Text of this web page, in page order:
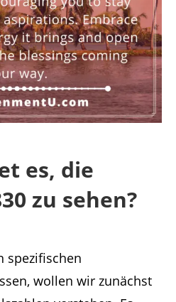
es, die
zu sehen?
spezifischen
wollen wir zunächst